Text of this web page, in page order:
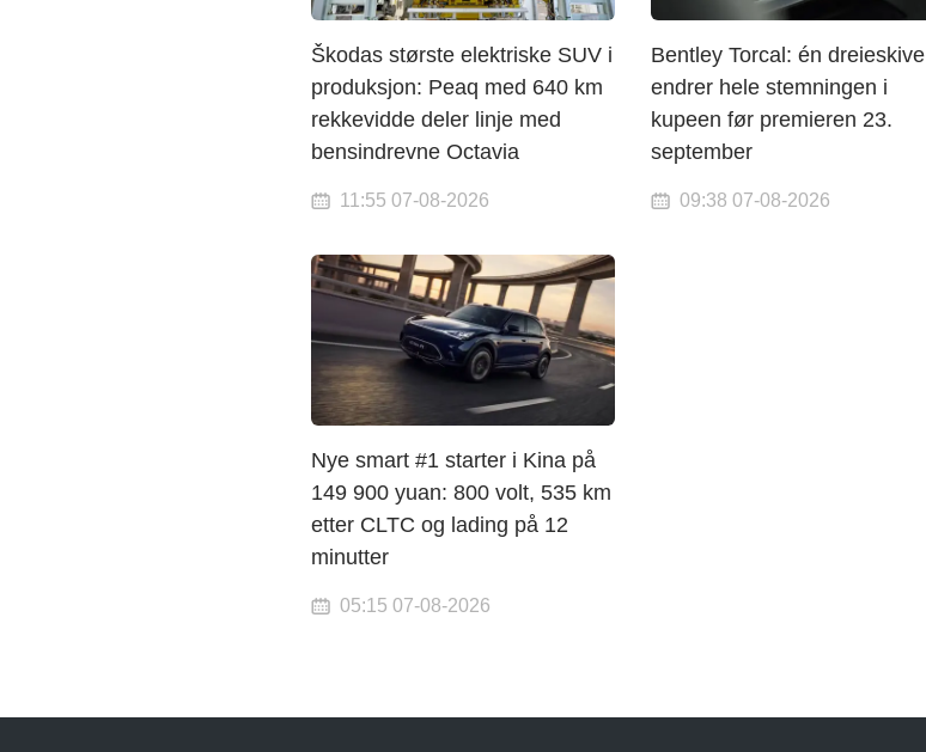
Škodas største elektriske SUV i
produksjon: Peaq med 640 km
rekkevidde deler linje med
bensindrevne Octavia
11:55 07-08-2026
Bentley Torcal: én dreieskive
endrer hele stemningen i
kupeen før premieren 23.
september
09:38 07-08-2026
Nye smart #1 starter i Kina på
149 900 yuan: 800 volt, 535 km
etter CLTC og lading på 12
minutter
05:15 07-08-2026